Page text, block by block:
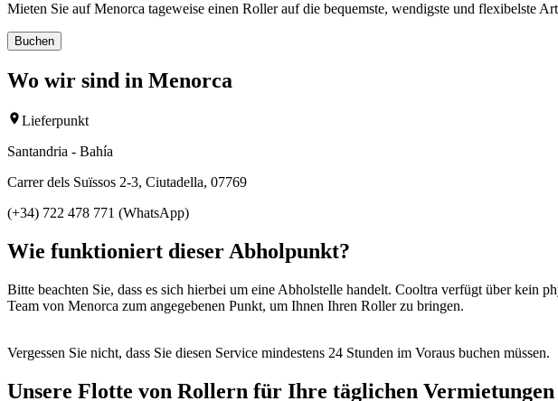
Mieten Sie auf Menorca tageweise einen Roller auf die bequemste, wendigste und flexibelste
Buchen
Wo wir sind in Menorca
Lieferpunkt
Santandria - Bahía
Carrer dels Suïssos 2-3, Ciutadella, 07769
(+34) 722 478 771 (WhatsApp)
Wie funktioniert dieser Abholpunkt?
Bitte beachten Sie, dass es sich hierbei um eine Abholstelle handelt. Cooltra verfügt über kein
Team von Menorca zum angegebenen Punkt, um Ihnen Ihren Roller zu bringen.
Vergessen Sie nicht, dass Sie diesen Service mindestens 24 Stunden im Voraus buchen müssen.
Unsere Flotte von Rollern für Ihre täglichen Vermietungen